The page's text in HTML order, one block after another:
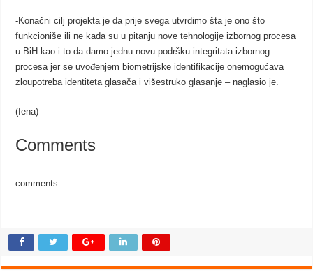
-Konačni cilj projekta je da prije svega utvrdimo šta je ono što
funkcioniše ili ne kada su u pitanju nove tehnologije izbornog procesa
u BiH kao i to da damo jednu novu podršku integritata izbornog
procesa jer se uvođenjem biometrijske identifikacije onemogućava
zloupotreba identiteta glasača i višestruko glasanje – naglasio je.
(fena)
Comments
comments